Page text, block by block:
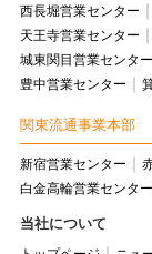
西長堀営業センター
天王寺営業センター
城東関目営業センター
豊中営業センター
関東流通事業本部
新宿営業センター
白金高輪営業センター
当社について